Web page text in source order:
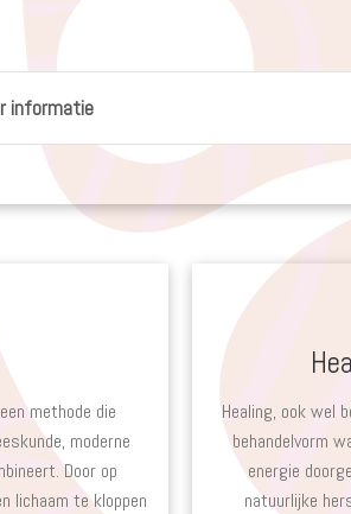
informatie
methode die
moderne
Door op
lichaam te kloppen
Healing, ook wel
behandelvorm
energie
natuurlijke